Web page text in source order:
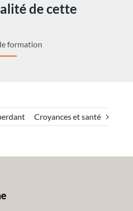
de cette
formation
Croyances et santé